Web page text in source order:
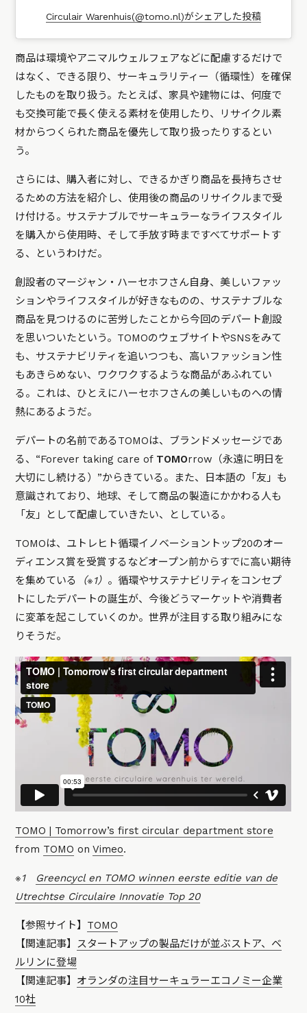
Circulair Warenhuis(@tomo.nl)がシェアした投稿
商品は環境やアニマルウェルフェアなどに配慮するだけで
はなく、できる限り、サーキュラリティー（循環性）を確保
したものを取り扱う。たとえば、家具や建物には、何度で
も交換可能で長く使える素材を使用したり、リサイクル素
材からつくられた商品を優先して取り扱ったりするとい
う。
さらには、購入者に対し、できるかぎり商品を長持ちさせ
るための方法を紹介し、使用後の商品のリサイクルまで受
け付ける。サステナブルでサーキュラーなライフスタイル
を購入から使用時、そして手放す時まですべてサポートす
る、というわけだ。
創設者のマージャン・ハーセホフさん自身、美しいファッ
ションやライフスタイルが好きなものの、サステナブルな
商品を見つけるのに苦労したことから今回のデパート創設
を思いついたという。TOMOのウェブサイトやSNSをみて
も、サステナビリティを追いつつも、高いファッション性
もあきらめない、ワクワクするような商品があふれてい
る。これは、ひとえにハーセホフさんの美しいものへの情
熱にあるようだ。
デパートの名前であるTOMOは、ブランドメッセージであ
る、“Forever taking care of TOMOrrow（永遠に明日を
大切にし続ける）”からきている。また、日本語の「友」も
意識されており、地球、そして商品の製造にかかわる人も
「友」として配慮していきたい、としている。
TOMOは、ユトレヒト循環イノベーショントップ20​​のオー
ディエンス賞を受賞するなどオープン前からすでに高い期待
を集めている
（※1） 。循環やサステナビリティをコンセプ
トにしたデパートの誕生が、今後どうマーケットや消費者
に変革を起こしていくのか。世界が注目する取り組みにな
りそうだ。
TOMO | Tomorrow’s first circular department store
from TOMO onVimeo.
※1 Greencycl en TOMO winnen eerste editie van de
Utrechtse Circulaire Innovatie Top 20
【参照サイト】 TOMO
【関連記事】 スタートアップの製品だけが並ぶストア、ベ
ルリンに登場
【関連記事】 オランダの注目サーキュラーエコノミー企業
10社